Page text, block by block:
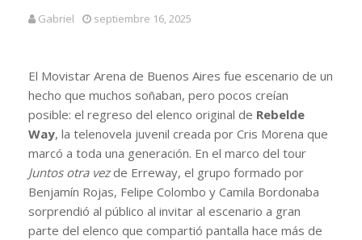
Gabriel septiembre 16, 2025
El Movistar Arena de Buenos Aires fue escenario de un
hecho que muchos soñaban, pero pocos creían
posible: el regreso del elenco original de Rebelde
Way, la telenovela juvenil creada por Cris Morena que
marcó a toda una generación. En el marco del tour
Juntos otra vezde Erreway, el grupo formado por
Benjamín Rojas, Felipe Colombo y Camila Bordonaba
sorprendió al público al invitar al escenario a gran
parte del elenco que compartió pantalla hace más de